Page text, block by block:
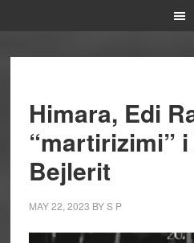
Himara, Edi
“martirizimi” i
Bejlerit
MAY 22, 2023 BYS P